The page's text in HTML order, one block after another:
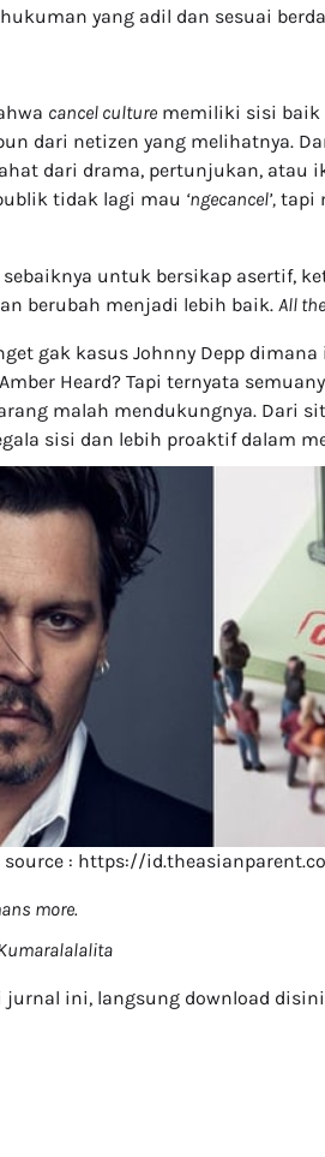
yang adil dan sesuai
cancel culture memiliki sisi baik
dari netizen yang melihatnya.
dari drama, pertunjukan, atau
tidak lagi mau ‘ngecancel’, tapi
sebaiknya untuk bersikap asertif,
berubah menjadi lebih baik. All
gak kasus Johnny Depp dimana
Heard? Tapi ternyata
malah mendukungnya. Dari
sisi dan lebih proaktif dalam
source : https://
more.
ini, langsung download disini